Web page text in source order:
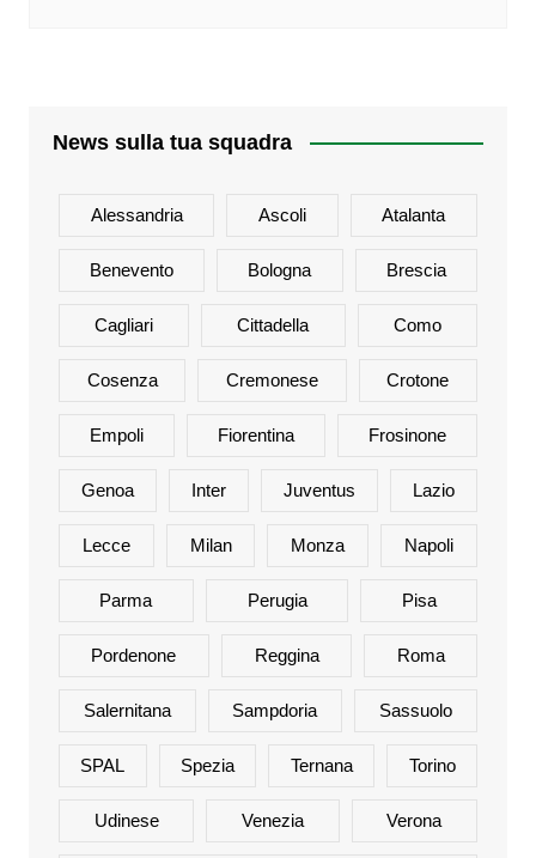
News sulla tua squadra
Alessandria Ascoli Atalanta
Benevento Bologna Brescia
Cagliari Cittadella Como
Cosenza Cremonese Crotone
Empoli Fiorentina Frosinone
Genoa Inter Juventus Lazio
Lecce Milan Monza Napoli
Parma Perugia Pisa
Pordenone Reggina Roma
Salernitana Sampdoria Sassuolo
SPAL Spezia Ternana Torino
Udinese Venezia Verona